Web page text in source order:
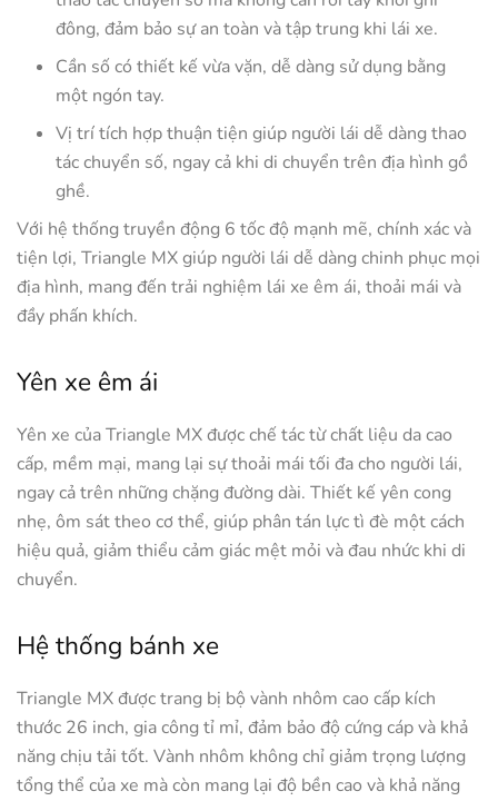
đông, đảm bảo sự an toàn và tập trung khi lái xe.
Cần số có thiết kế vừa vặn, dễ dàng sử dụng bằng
một ngón tay.
Vị trí tích hợp thuận tiện giúp người lái dễ dàng thao
tác chuyển số, ngay cả khi di chuyển trên địa hình gồ
ghề.
Với hệ thống truyền động 6 tốc độ mạnh mẽ, chính xác và
tiện lợi, Triangle MX giúp người lái dễ dàng chinh phục mọi
địa hình, mang đến trải nghiệm lái xe êm ái, thoải mái và
đầy phấn khích.
Yên xe êm ái
Yên xe của Triangle MX được chế tác từ chất liệu da cao
cấp, mềm mại, mang lại sự thoải mái tối đa cho người lái,
ngay cả trên những chặng đường dài. Thiết kế yên cong
nhẹ, ôm sát theo cơ thể, giúp phân tán lực tì đè một cách
hiệu quả, giảm thiểu cảm giác mệt mỏi và đau nhức khi di
chuyển.
Hệ thống bánh xe
Triangle MX được trang bị bộ vành nhôm cao cấp kích
thước 26 inch, gia công tỉ mỉ, đảm bảo độ cứng cáp và khả
năng chịu tải tốt. Vành nhôm không chỉ giảm trọng lượng
tổng thể của xe mà còn mang lại độ bền cao và khả năng